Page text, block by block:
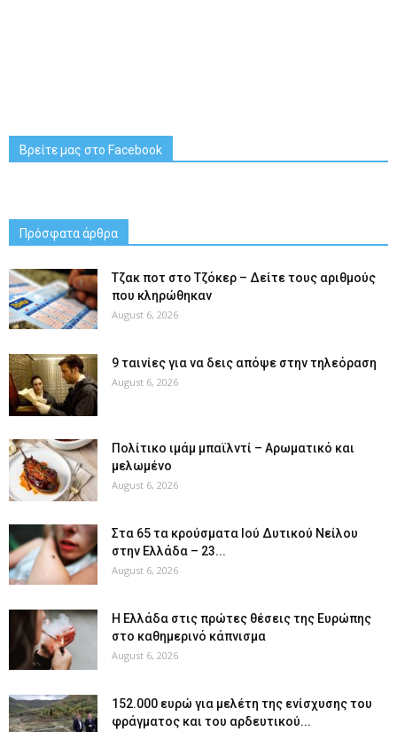
Βρείτε μας στο Facebook
Πρόσφατα άρθρα
Tζακ ποτ στο Τζόκερ – Δείτε τους αριθμούς
που κληρώθηκαν
August 6, 2026
9 ταινίες για να δεις απόψε στην τηλεόραση
August 6, 2026
Πολίτικο ιμάμ μπαϊλντί – Αρωματικό και
μελωμένο
August 6, 2026
Στα 65 τα κρούσματα Ιού Δυτικού Νείλου
στην Ελλάδα – 23...
August 6, 2026
Η Ελλάδα στις πρώτες θέσεις της Ευρώπης
στο καθημερινό κάπνισμα
August 6, 2026
152.000 ευρώ για μελέτη της ενίσχυσης του
φράγματος και του αρδευτικού...